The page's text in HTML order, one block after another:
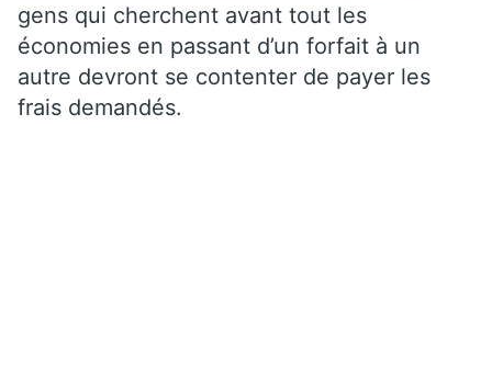
gens qui cherchent avant tout les
économies en passant d’un forfait à un
autre devront se contenter de payer les
frais demandés.